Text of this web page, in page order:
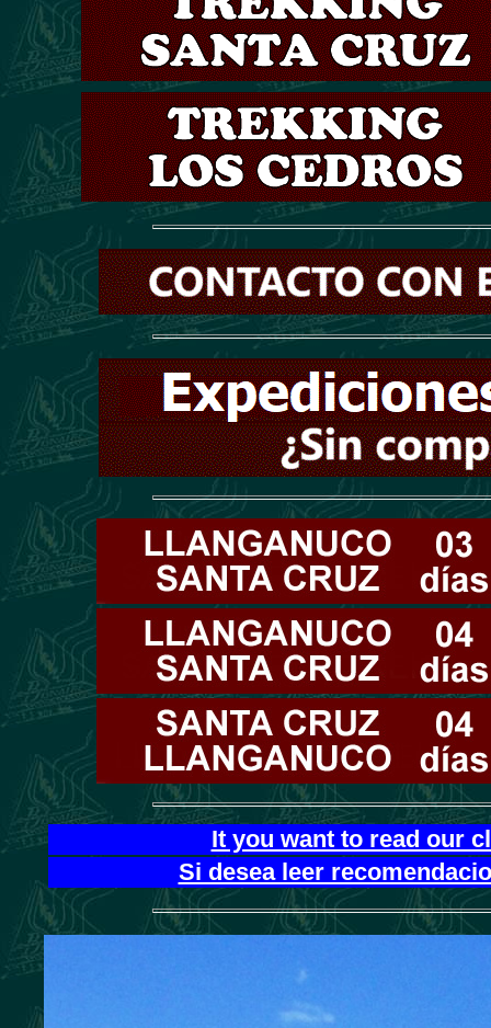
It you want to read our
Si desea leer